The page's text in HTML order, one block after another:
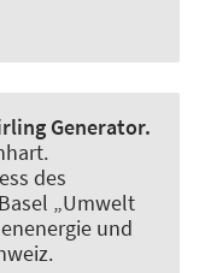
Generator.
des
„Umwelt
und